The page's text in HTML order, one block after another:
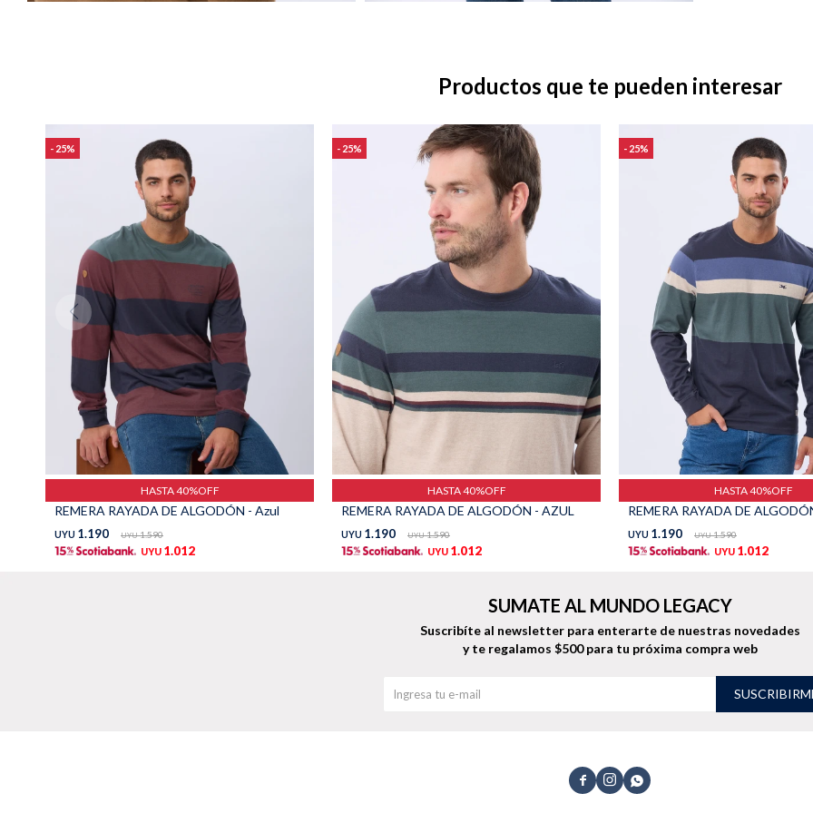
Productos que te pueden interesar
25
HASTA 40%OFF
REMERA RAYADA DE ALGODÓN - Azul
UYU 1.190 UYU 1.590
UYU 1.012
25
HASTA 40%OFF
REMERA RAYADA DE ALGODÓN - AZUL
UYU 1.190 UYU 1.590
UYU 1.012
25
HASTA 40%OFF
REMERA RAYADA DE
UYU 1.190 UYU 1.590
UYU 1.012
  
SUMATE AL MUNDO LEGACY
Suscribíte al newsletter para enterarte de nuestras novedades
y te regalamos $500 para tu próxima compra web